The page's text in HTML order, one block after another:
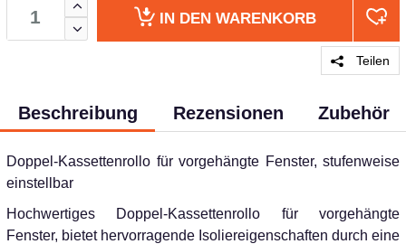
IN DEN WARENKORB
Teilen
Beschreibung Rezensionen Zubehör
Doppel-Kassettenrollo für vorgehängte Fenster, stufenweise
einstellbar
Hochwertiges Doppel-Kassettenrollo für vorgehängte
Fenster, bietet hervorragende Isoliereigenschaften durch eine